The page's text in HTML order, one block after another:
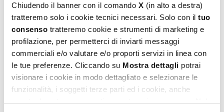
Chiudendo il banner con il comando X (in alto a destra)
tratteremo solo i cookie tecnici necessari. Solo con il tuo
consenso tratteremo cookie e strumenti di marketing e
profilazione, per permetterci di inviarti messaggi
commerciali e/o valutare e/o proporti servizi in linea con
le tue preferenze. Cliccando su Mostra dettagli potrai
visionare i cookie in modo dettagliato e selezionare le
funzionalità, i soggetti terze parti ed i cookie, anche
eventualmente raggruppati per categorie omogenee. Nel
Disney Puzzle Df M-Plus 48 Toy Story 5
5,99€